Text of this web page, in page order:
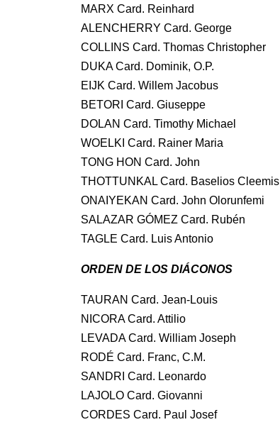
MARX Card. Reinhard
ALENCHERRY Card. George
COLLINS Card. Thomas Christopher
DUKA Card. Dominik, O.P.
EIJK Card. Willem Jacobus
BETORI Card. Giuseppe
DOLAN Card. Timothy Michael
WOELKI Card. Rainer Maria
TONG HON Card. John
THOTTUNKAL Card. Baselios Cleemis
ONAIYEKAN Card. John Olorunfemi
SALAZAR GÓMEZ Card. Rubén
TAGLE Card. Luis Antonio
ORDEN DE LOS DIÁCONOS
TAURAN Card. Jean-Louis
NICORA Card. Attilio
LEVADA Card. William Joseph
RODÉ Card. Franc, C.M.
SANDRI Card. Leonardo
LAJOLO Card. Giovanni
CORDES Card. Paul Josef